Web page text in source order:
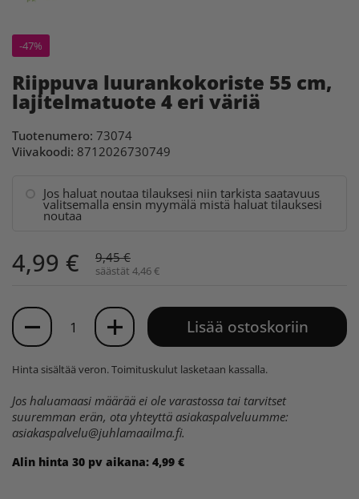
-47%
Riippuva luurankokoriste 55 cm,
lajitelmatuote 4 eri väriä
Tuotenumero: 73074
Viivakoodi: 8712026730749
Jos haluat noutaa tilauksesi niin tarkista saatavuus
valitsemalla ensin myymälä mistä haluat tilauksesi
noutaa
4,99 € 9,45 €
säästät 4,46 €
Määrä
Lisää ostoskoriin
Hinta sisältää veron.Toimituskulut lasketaan kassalla.
Jos haluamaasi määrää ei ole varastossa tai tarvitset
suuremman erän, ota yhteyttä asiakaspalveluumme:
asiakaspalvelu@juhlamaailma.fi.
Alin hinta 30 pv aikana: 4,99 €